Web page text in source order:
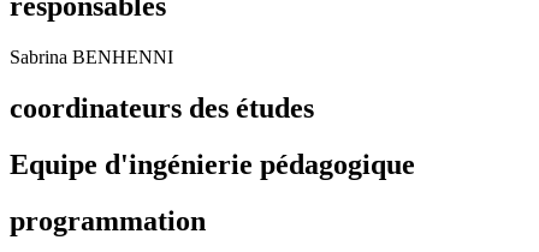
Sabrina BENHENNI
coordinateurs des études
Equipe d'ingénierie pédagogique
programmation